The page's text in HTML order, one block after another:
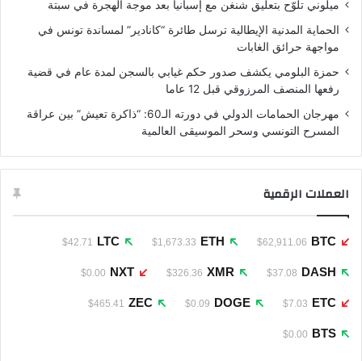
ميلوني تلوّح بتعليق شنغن مع إسبانيا بعد موجة الهجرة في سبتة
الحماية المدنية الإيطالية ترسل طائرة “كانادير” لمساندة تونس في
مواجهة حرائق الغابات
حمزة البلومي يكشف صدور حكم غيابي بالسجن لمدة عام في قضية
رفعها المنصف المرزوقي قبل 12 عاما
مهرجان الحمامات الدولي في دورته الـ60: “ذاكرة تعيش” بين عراقة
المسرح التونسي وسحر الموسيقى العالمية
العملات الرقمية
BTC
$62,911.06
ETH
$1,673.33
LTC
$42.71
DASH
$37.08
XMR
$326.36
NXT
$0.00
ETC
$7.03
DOGE
$0.09
ZEC
$465.41
BTS
$0.00